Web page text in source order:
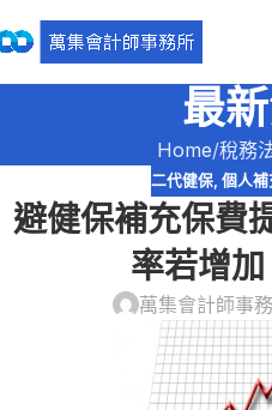
最
Home 稅務
二代健保, 個人補
避健保補充保費
率若增
萬集會計師事